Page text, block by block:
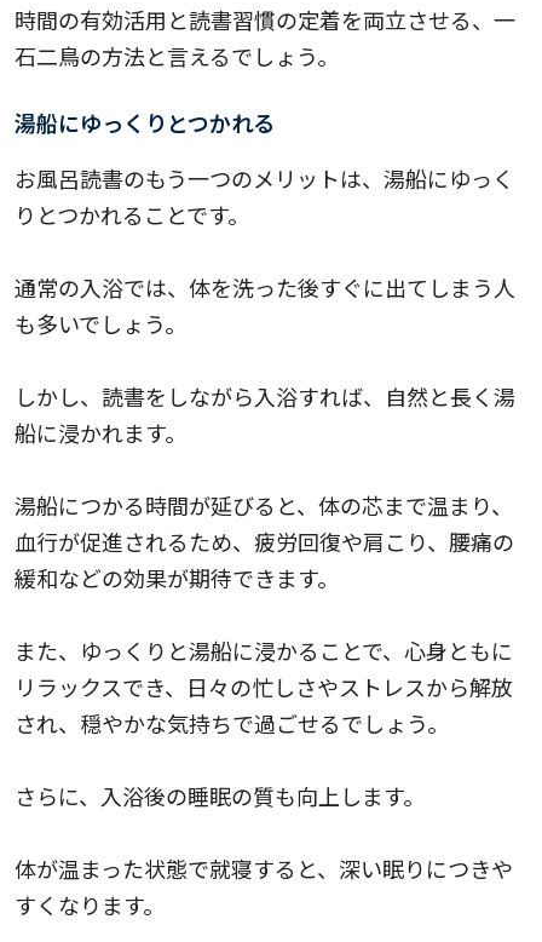
時間の有効活用と読書習慣の定着を両立させる、一
石二鳥の方法と言えるでしょう。
湯船にゆっくりとつかれる
お風呂読書のもう一つのメリットは、湯船にゆっく
りとつかれることです。
通常の入浴では、体を洗った後すぐに出てしまう人
も多いでしょう。
しかし、読書をしながら入浴すれば、自然と長く湯
船に浸かれます。
湯船につかる時間が延びると、体の芯まで温まり、
血行が促進されるため、疲労回復や肩こり、腰痛の
緩和などの効果が期待できます。
また、ゆっくりと湯船に浸かることで、心身ともに
リラックスでき、日々の忙しさやストレスから解放
され、穏やかな気持ちで過ごせるでしょう。
さらに、入浴後の睡眠の質も向上します。
体が温まった状態で就寝すると、深い眠りにつきや
すくなります。